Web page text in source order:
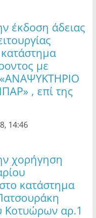
έκδοση άδειας
με
«ΑΝΑΨΥΚΤΗΡΙΟ
, επί της
14:46
χορήγηση
κατάστημα
Κοτυώρων αρ.1